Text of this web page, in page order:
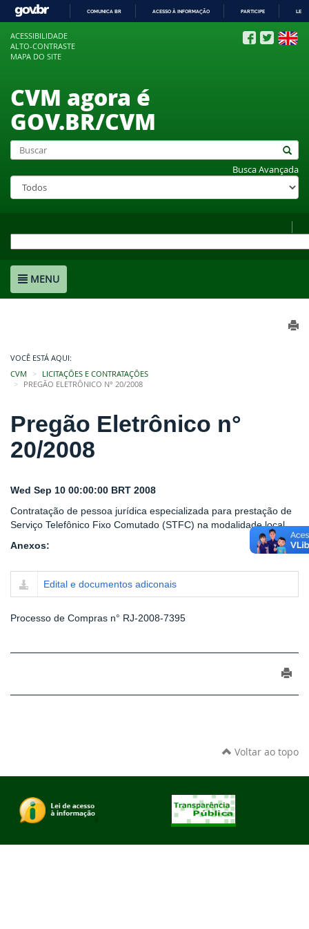
COMUNICA BR ACESSO À INFORMAÇÃO PARTICIPE
ACESSIBILIDADE
ALTO-CONTRASTE
MAPA DO SITE
CVM agora é
GOV.BR/CVM
Busca Avançada
MENU
VOCÊ ESTÁ AQUI:
CVM
LICITAÇÕES E CONTRATAÇÕES
PREGÃO ELETRÔNICO N° 20/2008
Pregão Eletrônico n°
20/2008
Wed Sep 10 00:00:00 BRT 2008
Contratação de pessoa jurídica especializada para prestação de
Serviço Telefônico Fixo Comutado (STFC) na modalidade local.
Anexos:
Edital e documentos adiconais
Processo de Compras n° RJ-2008-7395
Voltar ao topo